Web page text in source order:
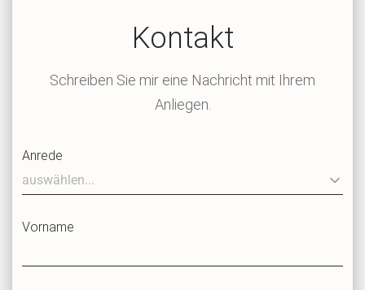
Kontakt
Schreiben Sie mir eine Nachricht mit Ihrem
Anliegen.
Anrede
Vorname